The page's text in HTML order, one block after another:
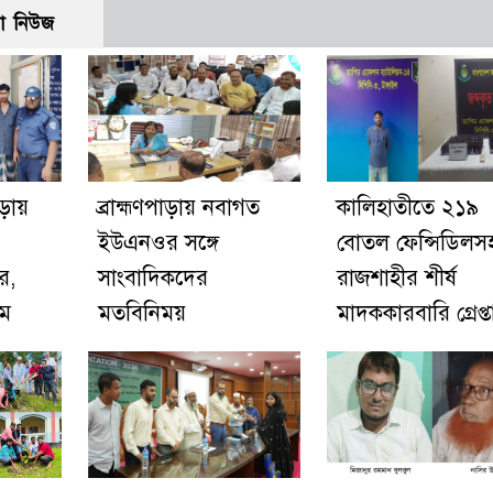
নিউজ
ব্রাহ্মণপাড়ায় নবাগত
ইউএনওর সঙ্গে
সাংবাদিকদের
মতবিনিময়
কালিহাতীতে ২১৯
বোতল
রাজশাহীর শীর্ষ
মাদককারবারি